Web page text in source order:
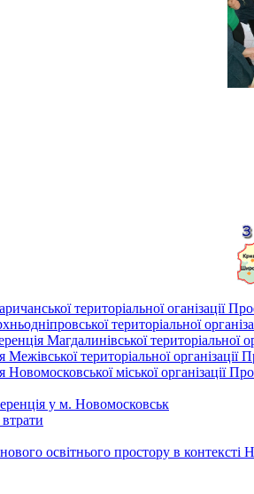
територіальної оганізації
територіальної
Магдалинівської територіальної
територіальної організації
міської організації
у м. Новомосковськ
освітнього простору в